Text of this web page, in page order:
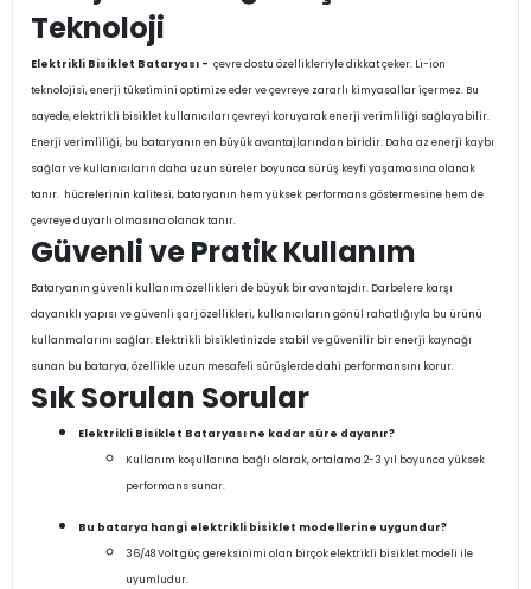
Teknoloji
Elektrikli Bisiklet Bataryası - çevre dostu özellikleriyle dikkat çeker. Li-ion
teknolojisi, enerji tüketimini optimize eder ve çevreye zararlı kimyasallar içermez. Bu
sayede, elektrikli bisiklet kullanıcıları çevreyi koruyarak enerji verimliliği sağlayabilir.
Enerji verimliliği, bu bataryanın en büyük avantajlarından biridir. Daha az enerji kaybı
sağlar ve kullanıcıların daha uzun süreler boyunca sürüş keyfi yaşamasına olanak
tanır. hücrelerinin kalitesi, bataryanın hem yüksek performans göstermesine hem de
çevreye duyarlı olmasına olanak tanır.
Güvenli ve Pratik Kullanım
Bataryanın güvenli kullanım özellikleri de büyük bir avantajdır. Darbelere karşı
dayanıklı yapısı ve güvenli şarj özellikleri, kullanıcıların gönül rahatlığıyla bu ürünü
kullanmalarını sağlar. Elektrikli bisikletinizde stabil ve güvenilir bir enerji kaynağı
sunan bu batarya, özellikle uzun mesafeli sürüşlerde dahi performansını korur.
Sık Sorulan Sorular
Elektrikli Bisiklet Bataryası ne kadar süre dayanır?
Kullanım koşullarına bağlı olarak, ortalama 2-3 yıl boyunca yüksek
performans sunar.
Bu batarya hangi elektrikli bisiklet modellerine uygundur?
36/48 Volt güç gereksinimi olan birçok elektrikli bisiklet modeli ile
uyumludur.